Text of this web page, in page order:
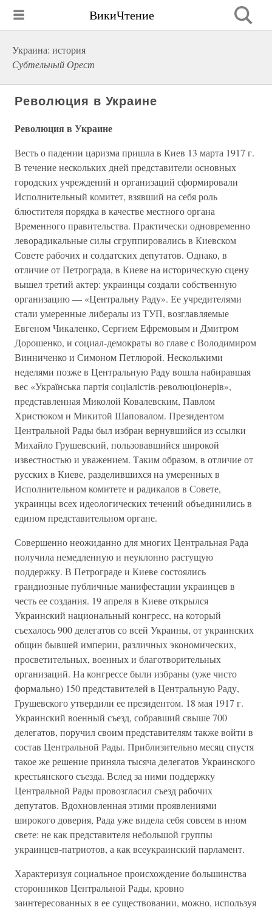
ВикиЧтение
Украина: история
Субтельный Орест
Революция в Украине
Революция в Украине
Весть о падении царизма пришла в Киев 13 марта 1917 г.
В течение нескольких дней представители основных
городских учреждений и организаций сформировали
Исполнительный комитет, взявший на себя роль
блюстителя порядка в качестве местного органа
Временного правительства. Практически одновременно
леворадикальные силы сгруппировались в Киевском
Совете рабочих и солдатских депутатов. Однако, в
отличие от Петрограда, в Киеве на историческую сцену
вышел третий актер: украинцы создали собственную
организацию — «Центральну Раду». Ее учредителями
стали умеренные либералы из ТУП, возглавляемые
Евгеном Чикаленко, Сергием Ефремовым и Дмитром
Дорошенко, и социал-демократы во главе с Володимиром
Винниченко и Симоном Петлюрой. Несколькими
неделями позже в Центральную Раду вошла набиравшая
вес «Українська партія соціалістів-революціонерів»,
представленная Миколой Ковалевским, Павлом
Христюком и Микитой Шаповалом. Президентом
Центральной Рады был избран вернувшийся из ссылки
Михайло Грушевский, пользовавшийся широкой
известностью и уважением. Таким образом, в отличие от
русских в Киеве, разделившихся на умеренных в
Исполнительном комитете и радикалов в Совете,
украинцы всех идеологических течений объединились в
едином представительном органе.
Совершенно неожиданно для многих Центральная Рада
получила немедленную и неуклонно растущую
поддержку. В Петрограде и Киеве состоялись
грандиозные публичные манифестации украинцев в
честь ее создания. 19 апреля в Киеве открылся
Украинский национальный конгресс, на который
съехалось 900 делегатов со всей Украины, от украинских
общин бывшей империи, различных экономических,
просветительных, военных и благотворительных
организаций. На конгрессе были избраны (уже чисто
формально) 150 представителей в Центральную Раду,
Грушевского утвердили ее президентом. 18 мая 1917 г.
Украинский военный съезд, собравший свыше 700
делегатов, поручил своим представителям также войти в
состав Центральной Рады. Приблизительно месяц спустя
такое же решение приняла тысяча делегатов Украинского
крестьянского съезда. Вслед за ними поддержку
Центральной Рады провозгласил съезд рабочих
депутатов. Вдохновленная этими проявлениями
широкого доверия, Рада уже видела себя совсем в ином
свете: не как представителя небольшой группы
украинцев-патриотов, а как всеукраинский парламент.
Характеризуя социальное происхождение большинства
сторонников Центральной Рады, кровно
заинтересованных в ее существовании, можно, используя